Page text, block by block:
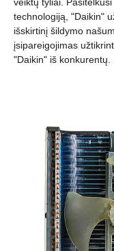
technologiją, "Daikin"
išskirtinį šildymo
įsipareigojimas
"Daikin" iš konkurentų.